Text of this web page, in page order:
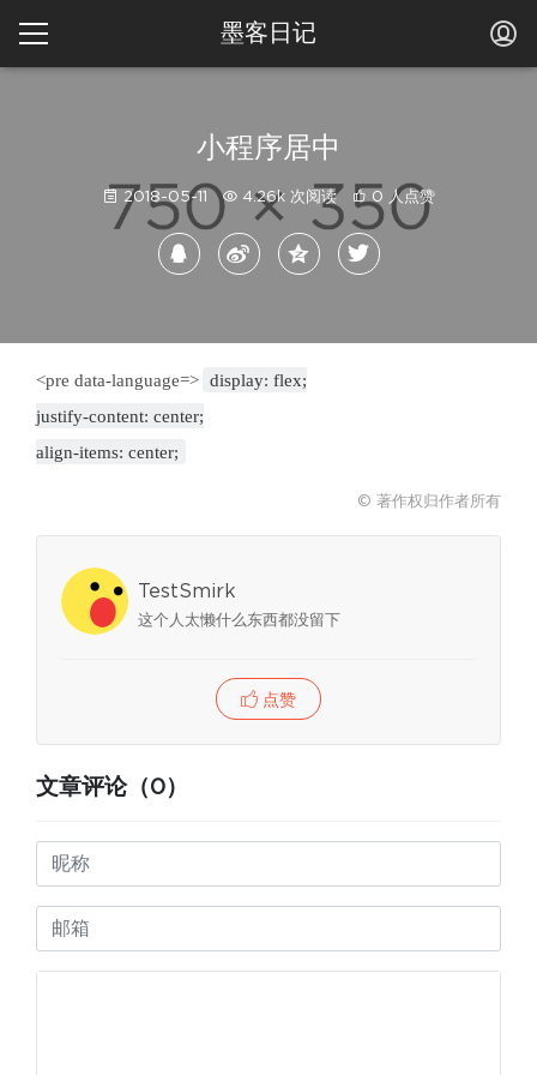
墨客日记
小程序居中
2018-05-11 4.26k 次阅读 0 人点赞
<pre data-language=> display: flex;
justify-content: center;
© 著作权归作者所有
TestSmirk
这个人太懒什么东西都没留下
点赞
文章评论（0）